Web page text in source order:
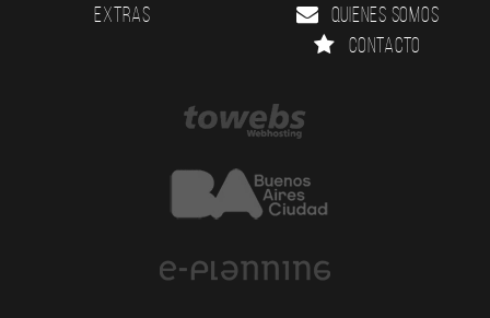
Extras
Quienes somos
Contacto